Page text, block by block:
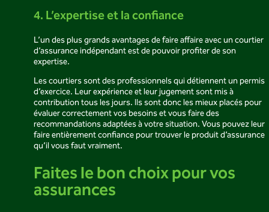
4. L’expertise et la confiance
L’un des plus grands avantages de faire affaire avec un courtier
d’assurance indépendant est de pouvoir profiter de son
expertise.
Les courtiers sont des professionnels qui détiennent un permis
d’exercice. Leur expérience et leur jugement sont mis à
contribution tous les jours. Ils sont donc les mieux placés pour
évaluer correctement vos besoins et vous faire des
recommandations adaptées à votre situation. Vous pouvez leur
faire entièrement confiance pour trouver le produit d’assurance
qu’il vous faut vraiment.
Faites le bon choix pour vos
assurances